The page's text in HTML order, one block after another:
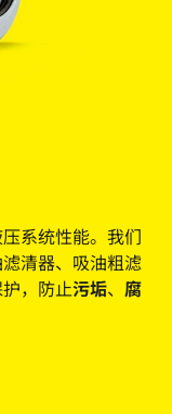
系统性能。我们
清器、吸油粗滤
，防止污垢、 腐